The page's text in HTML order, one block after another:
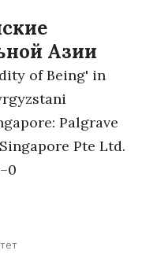
Азии
of Being' in
Palgrave
Pte Ltd.